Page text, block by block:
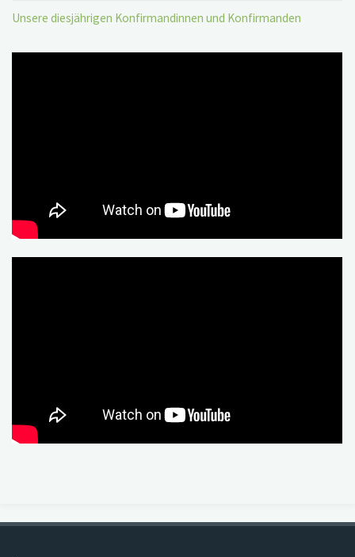
Unsere diesjährigen Konfirmandinnen und Konfirmanden